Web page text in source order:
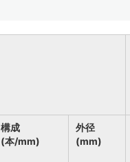
構成
(本/mm)
外径
(mm)